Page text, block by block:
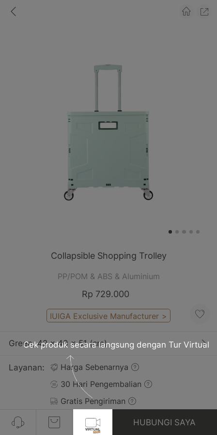
Collapsible Shopping Trolley
PP/POM & ABS & Aluminium
Rp 729.000
IUIGA Exclusive Manufacturer >
Green, 42 x 40 x 51 (cm)
Layanan:
Harga Sebenarnya
30 Hari Pengembalian
Gratis Pengiriman
Ulasan(58)
HUBUNGI SAYA
Cek produk secara langsung dengan Tur Virtual